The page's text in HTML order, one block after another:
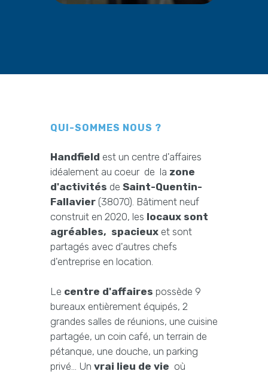
QUI-SOMMES NOUS ?
Handfield est un centre d'affaires
idéalement au coeur de la zone
d'activités de Saint-Quentin-
Fallavier (38070). Bâtiment neuf
construit en 2020, les locaux sont
agréables, spacieux et sont
partagés avec d'autres chefs
d'entreprise en location.
Le centre d'affaires possède 9
bureaux entièrement équipés, 2
grandes salles de réunions, une cuisine
partagée, un coin café, un terrain de
pétanque, une douche, un parking
privé... Un vrai lieu de vie où